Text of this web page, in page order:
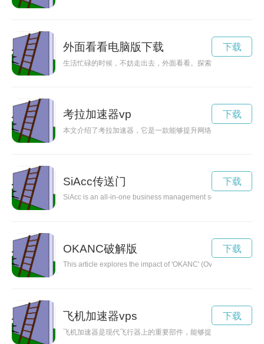
外面看看电脑版下载
生活忙碌的时候，不妨走出去，外面看看。探索未知的世界，
下载
考拉加速器vp
本文介绍了考拉加速器，它是一款能够提升网络速度的优秀工
下载
SiAcc传送门
SiAcc is an all-in-one business management solution that
下载
OKANC破解版
This article explores the impact of 'OKANC' (Overuse of
下载
飞机加速器vps
飞机加速器是现代飞行器上的重要部件，能够提升飞行速度，
下载